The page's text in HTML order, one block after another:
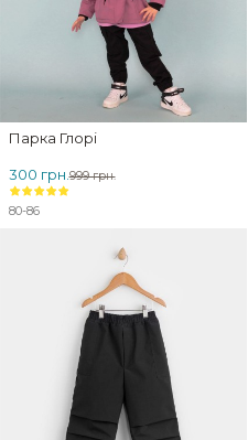
Парка Глорі
999 грн.
300 грн.
80-86